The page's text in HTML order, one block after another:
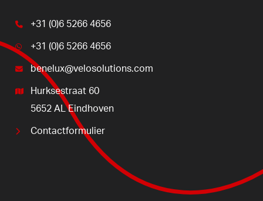
+31 (0)6 5266 4656
+31 (0)6 5266 4656
benelux@velosolutions.com
Hurksestraat 60
5652 AL Eindhoven
Contactformulier